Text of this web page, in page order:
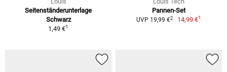
Seitenständerunterlage
Schwarz
1,49 €1
Pannen-Set
UVP 19,99 €2 14,99 €1